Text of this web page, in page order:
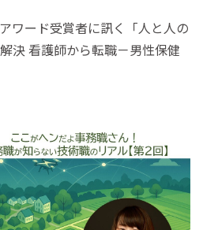
ワード受賞者に訊く「人と人の
決 看護師から転職－男性保健